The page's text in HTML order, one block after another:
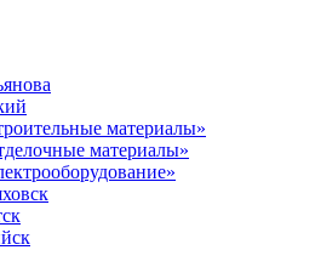
материалы»
материалы»